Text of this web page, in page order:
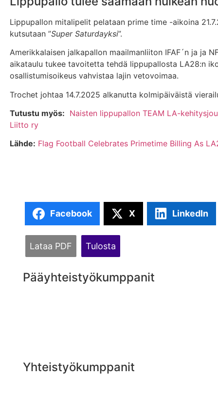
Lippupallon mitalipelit pelataan prime time -aikoina
kutsutaan ”Super Saturdayksi”.
Amerikkalaisen jalkapallon maailmanliiton IFAF´n ja ja
aikataulu tukee tavoitetta tehdä lippupallosta LA28:n
osallistumisoikeus vahvistaa lajin vetovoimaa.
Trochet johtaa 14.7.2025 alkanutta kolmipäiväistä
Tutustu myös: Naisten lippupallon TEAM LA-
Liitto ry
Lähde: Flag Football Celebrates Primetime Billing As
Facebook X LinkedIn
Lataa PDF Tulosta
Pääyhteistyökumppanit
Yhteistyökumppanit